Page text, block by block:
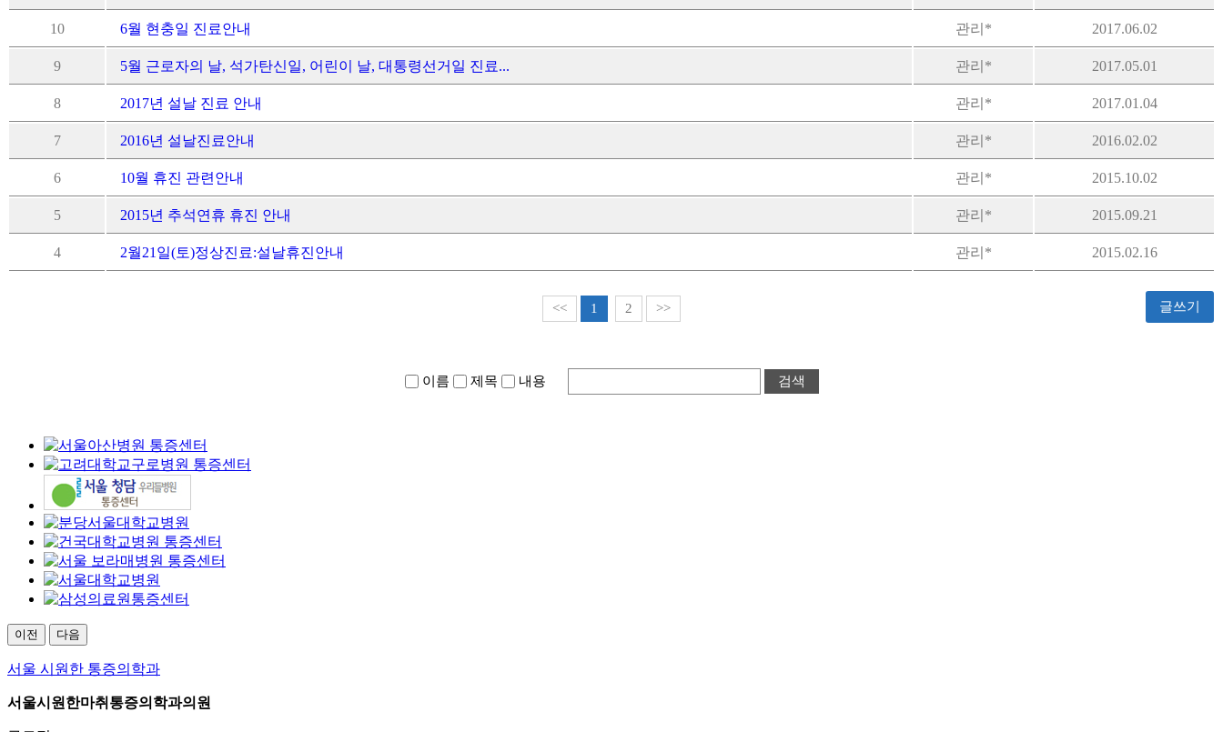
10 6월 현충일 진료안내 관리* 2017.06.02
9 5월 근로자의 날, 석가탄신일, 어린이 날, 대통령선거일 진료... 관리* 2017.05.01
8 2017년 설날 진료 안내 관리* 2017.01.04
7 2016년 설날진료안내 관리* 2016.02.02
6 10월 휴진 관련안내 관리* 2015.10.02
5 2015년 추석연휴 휴진 안내 관리* 2015.09.21
4 2월21일(토)정상진료:설날휴진안내 관리* 2015.02.16
글쓰기
<< 1 2 >>
이름 제목 내용 검색
이전 다음
서울 시원한 통증의학과
서울시원한마취통증의학과의원